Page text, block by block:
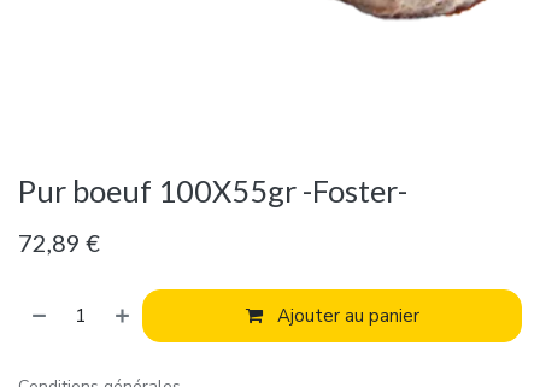
Pur boeuf 100X55gr -Foster-
72,89 €
Ajouter au panier